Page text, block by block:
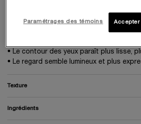
parfaitement nettoyée, appliquer matin
crème du bout des doigts sur le contour
l’intérieur vers l’extérieur. • Jour après
• Le contour des yeux paraît plus lisse,
• Le regard semble lumineux et plus
Texture
Ingrédients
Paramétrages des témoins